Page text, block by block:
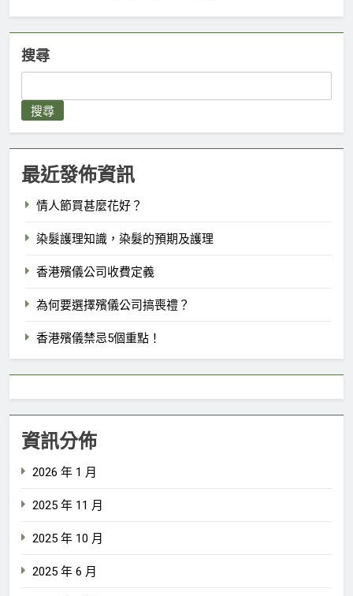
搜尋
搜尋
最近發佈資訊
情人節買甚麼花好？
染髮護理知識，染髮的預期及護理
香港殯儀公司收費定義
為何要選擇殯儀公司搞喪禮？
香港殯儀禁忌5個重點！
資訊分佈
2026 年 1 月
2025 年 11 月
2025 年 10 月
2025 年 6 月